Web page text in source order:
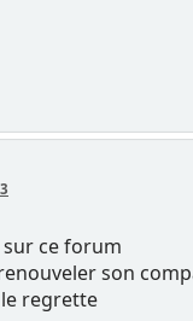
ce forum
son
le regrette